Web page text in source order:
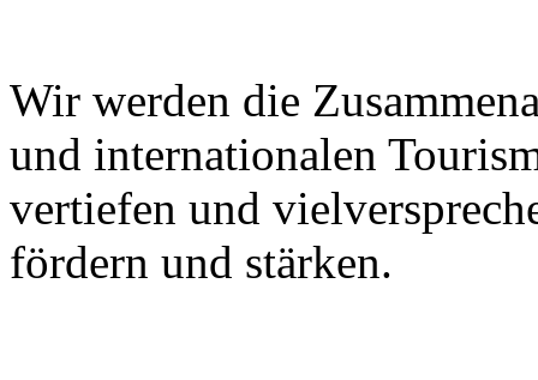
Wir werden die
und internationalen
vertiefen und
fördern und stärken.